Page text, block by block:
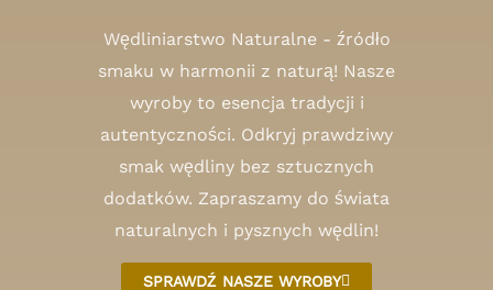
Wędliniarstwo Naturalne - źródło
smaku w harmonii z naturą! Nasze
wyroby to esencja tradycji i
autentyczności. Odkryj prawdziwy
smak wędliny bez sztucznych
dodatków. Zapraszamy do świata
naturalnych i pysznych wędlin!
SPRAWDŹ NASZE WYROBY